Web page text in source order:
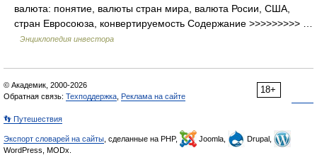
валюта: понятие, валюты стран мира, валюта Росии, США,
стран Евросоюза, конвертируемость Содержание >>>>>>>>> …
Энциклопедия инвестора
18+
© Академик, 2000-2026
Обратная связь: Техподдержка Реклама на сайте
👣 Путешествия
Экспорт словарей на сайты , сделанные на PHP, Joomla,
Drupal,
WordPress, MODx.